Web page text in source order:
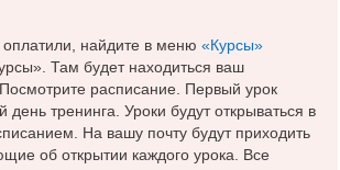
оплатили, найдите в меню «Курсы»
Там будет находиться ваш
расписание. Первый урок
день тренинга. Уроки будут открываться в
На вашу почту будут приходить
об открытии каждого урока. Все